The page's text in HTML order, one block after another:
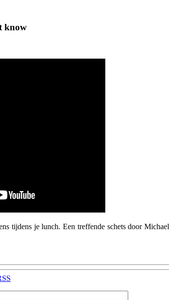
know
tijdens je lunch. Een treffende schets door Michael